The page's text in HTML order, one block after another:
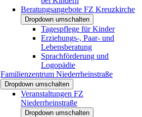
Beratungsangebote FZ Kreuzkirche
Dropdown umschalten
Tagespflege für Kinder
Erziehungs-, Paar- und
Lebensberatung
Sprachförderung und
Logopädie
Familienzentrum Niederrheinstraße
Dropdown umschalten
Veranstaltungen FZ
Niederrheinstraße
Dropdown umschalten